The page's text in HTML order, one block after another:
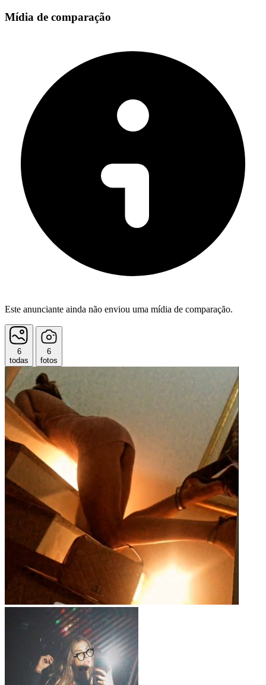
Mídia de comparação
Este anunciante ainda não enviou uma mídia de comparação.
6
todas
6
fotos